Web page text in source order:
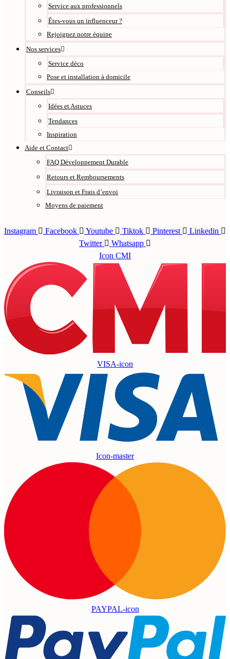
Service aux professionnels
Êtes-vous un influenceur ?
Rejoignez notre équipe
Nos services
Service déco
Pose et installation à domicile
Conseils
Idées et Astuces
Tendances
Inspiration
Aide et Contact
FAQ Développement Durable
Retours et Remboursements
Livraison et Frais d’envoi
Moyens de paiement
Instagram Facebook Youtube Tiktok Pinterest
Linkedin
Twitter
Whatsapp
Icon CMI
VISA-icon
Icon-master
PAYPAL-icon